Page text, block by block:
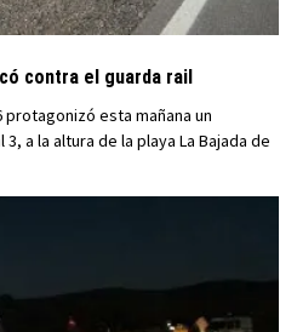
contra el guarda rail
esta mañana un
a la altura de la playa La Bajada de